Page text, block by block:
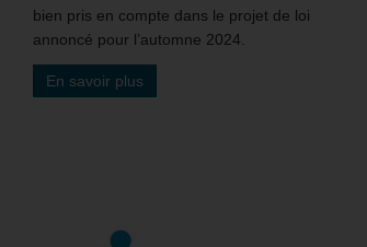
bien pris en compte dans le projet de loi
annoncé pour l’automne 2024.
En savoir plus